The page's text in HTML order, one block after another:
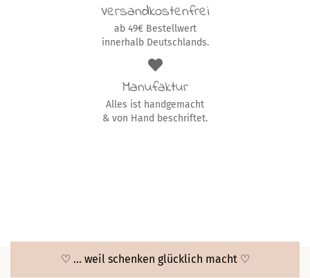
Versandkostenfrei
ab 49€ Bestellwert
innerhalb Deutschlands.
Manufaktur
Alles ist handgemacht
& von Hand beschriftet.
♡ ... weil schenken glücklich macht ♡